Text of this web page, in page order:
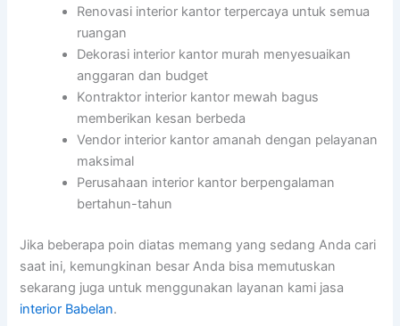
Renovasi interior kantor terpercaya untuk semua
ruangan
Dekorasi interior kantor murah menyesuaikan
anggaran dan budget
Kontraktor interior kantor mewah bagus
memberikan kesan berbeda
Vendor interior kantor amanah dengan pelayanan
maksimal
Perusahaan interior kantor berpengalaman
bertahun-tahun
Jika beberapa poin diatas memang yang sedang Anda cari
saat ini, kemungkinan besar Anda bisa memutuskan
sekarang juga untuk menggunakan layanan kami jasa
interior Babelan.